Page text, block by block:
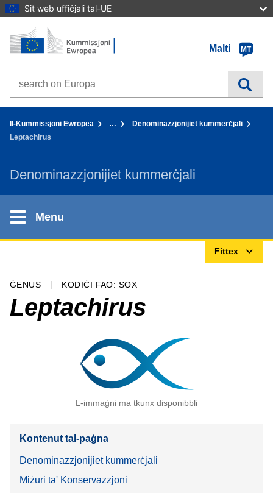
Sit web uffiċjali tal-UE
Mur fil-kontenut
Paġna Ewlenija - Il-Kummissjoni Ewropea
Malti
MT
Search on Europa websites
Il-Kummissjoni Ewropea …
Denominazzjonijiet kummerċjali
Leptachirus
Denominazzjonijiet kummerċjali
Menu
Fittex
ĠENUS KODIĊI FAO: SOX
Leptachirus
L-immaġni ma tkunx disponibbli
Kontenut tal-paġna
Denominazzjonijiet kummerċjali
Miżuri ta' Konservazzjoni